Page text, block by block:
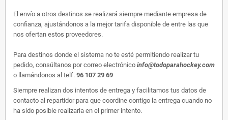
El envío a otros destinos se realizará siempre mediante empresa de
confianza, ajustándonos a la mejor tarifa disponible de entre las que
nos ofertan estos proveedores.
Para destinos donde el sistema no te esté permitiendo realizar tu
pedido, consúltanos por correo electrónico info@todoparahockey.com
o llamándonos al telf. 96 107 29 69
Siempre realizan dos intentos de entrega y facilitamos tus datos de
contacto al repartidor para que coordine contigo la entrega cuando no
ha sido posible realizarla en el primer intento.